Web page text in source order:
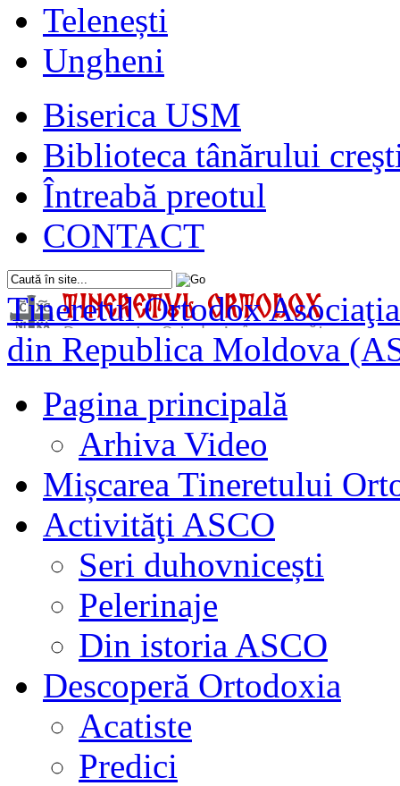
Telenești
Ungheni
Biserica USM
Biblioteca tânărului
Întreabă preotul
CONTACT
Tineretul Ortodox
din Republica Moldova
Pagina principală
Arhiva Video
Mișcarea Tineretului
Activităţi ASCO
Seri duhovnicești
Pelerinaje
Din istoria ASCO
Descoperă Ortodoxia
Acatiste
Predici